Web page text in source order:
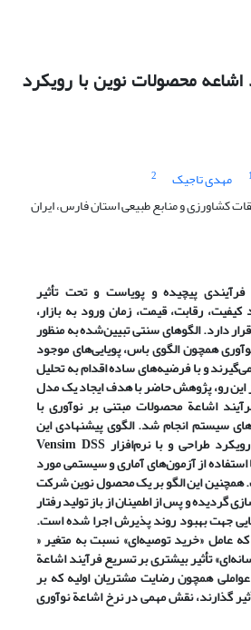
محصولات نوین با رویکرد
مهدی تاجیک
2
کشاورزی و منابع طبیعی استان فارس، ایران
فرآیندی پیچیده و پویاست و تحت تأثیر
رقابت، قیمت، زمان ورود به بازار،
دارد. الگوهای سنتی تبیینشده به منظور
همچون الگوی باس، پویاییهای موجود
گیرند و با فرضیههای ساده اقدام به تحلیل
این رو، پژوهش حاضر با هدف ایجاد یک مدل
اشاعة محصولات مبتنی بر نوآوری با
سیستم انجام شد.الگوی پیشنهادی این
طراحی و با نرمافزارVensim DSS
از آزمونهای آماری و سیستمی مورد
این الگو بر یک محصول نوین شرکت
گردیده و پس از اطمینان از باز تولید رفتار
جهت بهبود روند پذیرش اجرا شده است.
که عامل «خرید توصیهای» نسبت به متغیر «
ای» تأثیر بیشتری بر تسریع فرآیند اشاعة
همچون رضایت مشتریان اولیه که بر
گذارند، نقش مهمی در نرخ اشاعة نوآوری